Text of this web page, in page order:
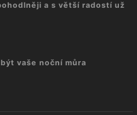
a s větší radostí už
vaše noční můra